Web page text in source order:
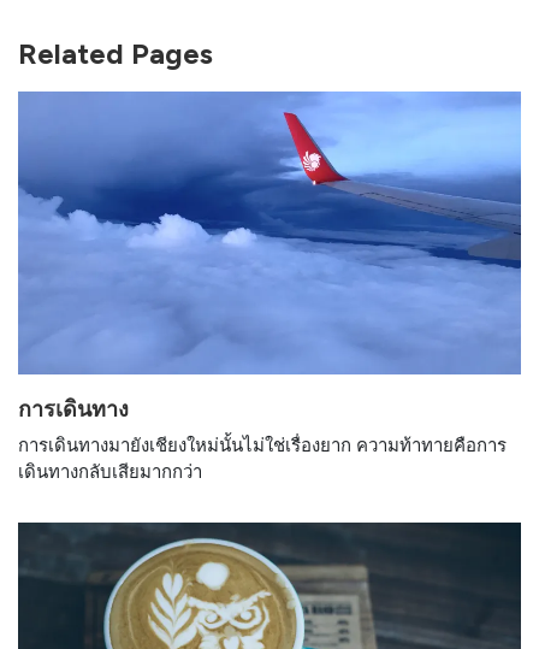
Related Pages
การเดินทาง
การเดินทางมายังเชียงใหม่นั้นไม่ใช่เรื่องยาก ความท้าทายคือการ
เดินทางกลับเสียมากกว่า